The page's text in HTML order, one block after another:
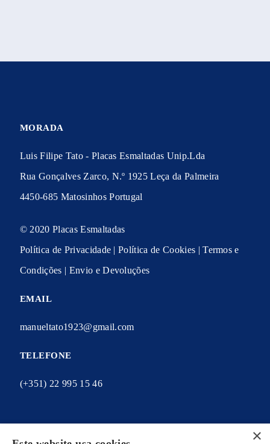
MORADA
Luis Filipe Tato - Placas Esmaltadas Unip.Lda
Rua Gonçalves Zarco, N.º 1925 Leça da Palmeira
4450-685 Matosinhos Portugal
© 2020 Placas Esmaltadas
Política de Privacidade |Política de Cookies |Termos e
Condições | Envio e Devoluções
EMAIL
manueltato1923@gmail.com
TELEFONE
(+351) 22 995 15 46
×